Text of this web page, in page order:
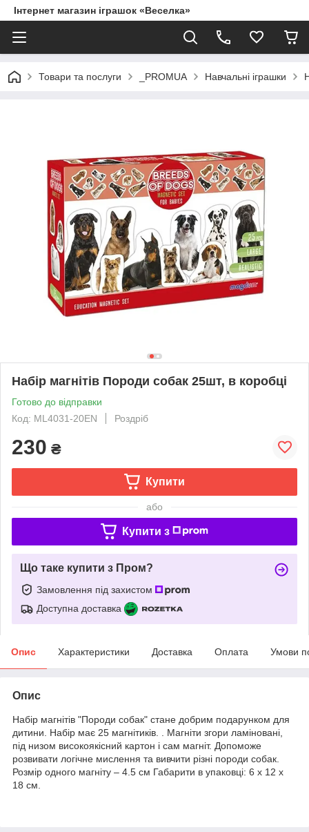
Інтернет магазин іграшок «Веселка»
Товари та послуги _PROMUA Навчальні іграшки
Набір магнітів Породи собак 25шт, в коробці
Готово до відправки
Код: ML4031-20EN
Роздріб
230 ₴
Купити
або
Купити з
Що таке купити з Пром?
Замовлення під захистом
Доступна доставка
Опис Характеристики Доставка Оплата Умови
Опис
Набір магнітів "Породи собак" стане добрим подарунком для
дитини.
Набір має 25 магнітиків.
Магніти згори ламіновані,
під низом високоякісний картон і сам магніт. Допоможе
розвивати логічне мислення та вивчити різні породи собак.
Розмір одного магніту – 4.5 см Габарити в упаковці: 6 x 12 x
18 см.